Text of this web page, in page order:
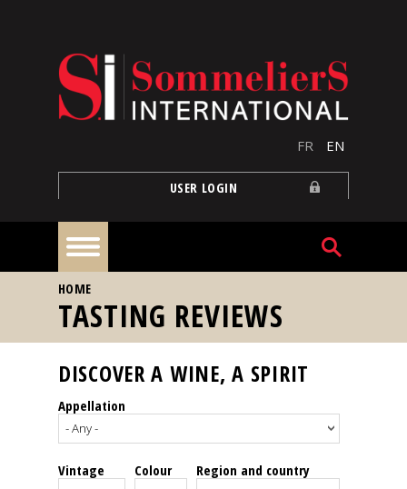
FR EN
USER LOGIN
Home
Our
events
Spirits
YOU ARE HERE
HOME
TASTING REVIEWS
DISCOVER A WINE, A SPIRIT
Appellation
Vintage Colour Region and country